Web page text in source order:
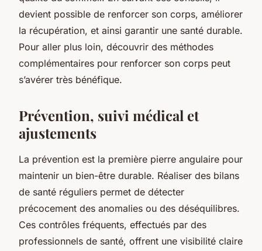
devient possible de renforcer son corps, améliorer
la récupération, et ainsi garantir une santé durable.
Pour aller plus loin, découvrir des méthodes
complémentaires pour renforcer son corps peut
s’avérer très bénéfique.
Prévention, suivi médical et
ajustements
La prévention est la première pierre angulaire pour
maintenir un bien-être durable. Réaliser des bilans
de santé réguliers permet de détecter
précocement des anomalies ou des déséquilibres.
Ces contrôles fréquents, effectués par des
professionnels de santé, offrent une visibilité claire